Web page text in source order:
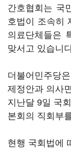
간호협회는 국
호법이 조속히
의료단체들은
맞서고 있습니
더불어민주당
제정안과 의사
지난달 9일 국
본회의 직회부
현행 국회법에